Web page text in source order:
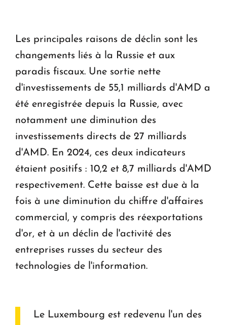
Les principales raisons de déclin sont les
changements liés à la Russie et aux
paradis fiscaux. Une sortie nette
d'investissements de 55,1 milliards d'AMD a
été enregistrée depuis la Russie, avec
notamment une diminution des
investissements directs de 27 milliards
d'AMD. En 2024, ces deux indicateurs
étaient positifs : 10,2 et 8,7 milliards d'AMD
respectivement. Cette baisse est due à la
fois à une diminution du chiffre d'affaires
commercial, y compris des réexportations
d'or, et à un déclin de l'activité des
entreprises russes du secteur des
technologies de l'information.
Le Luxembourg est redevenu l'un des